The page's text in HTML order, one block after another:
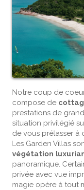
Notre coup de
compose de
prestations de
situation privilégié
de vous prélasser à
Les Garden Villas
végétation
panoramique.
privée avec vue
magie opère à tout